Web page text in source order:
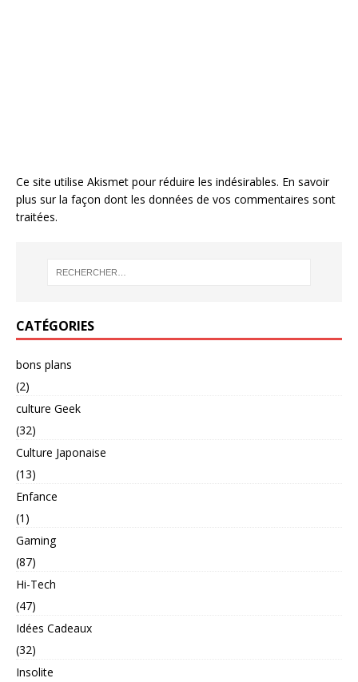
Ce site utilise Akismet pour réduire les indésirables. En savoir
plus sur la façon dont les données de vos commentaires sont
traitées.
CATÉGORIES
bons plans
(2)
culture Geek
(32)
Culture Japonaise
(13)
Enfance
(1)
Gaming
(87)
Hi-Tech
(47)
Idées Cadeaux
(32)
Insolite